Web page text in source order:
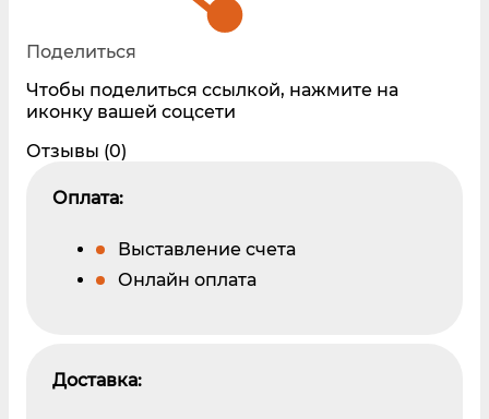
Поделиться
Чтобы поделиться ссылкой, нажмите на
иконку вашей соцсети
Отзывы (0)
Оплата:
Выставление счета
Онлайн оплата
Доставка: